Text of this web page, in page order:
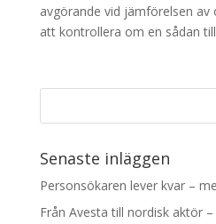
avgörande vid jämförelsen av
att kontrollera om en sådan
Senaste inläggen
Personsökaren lever kvar –
Från Avesta till nordisk aktör –